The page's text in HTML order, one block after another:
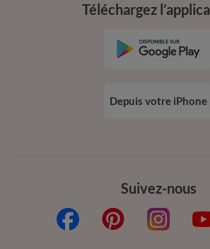
Suivez-nous
Téléchargez
Depuis votre iPhone